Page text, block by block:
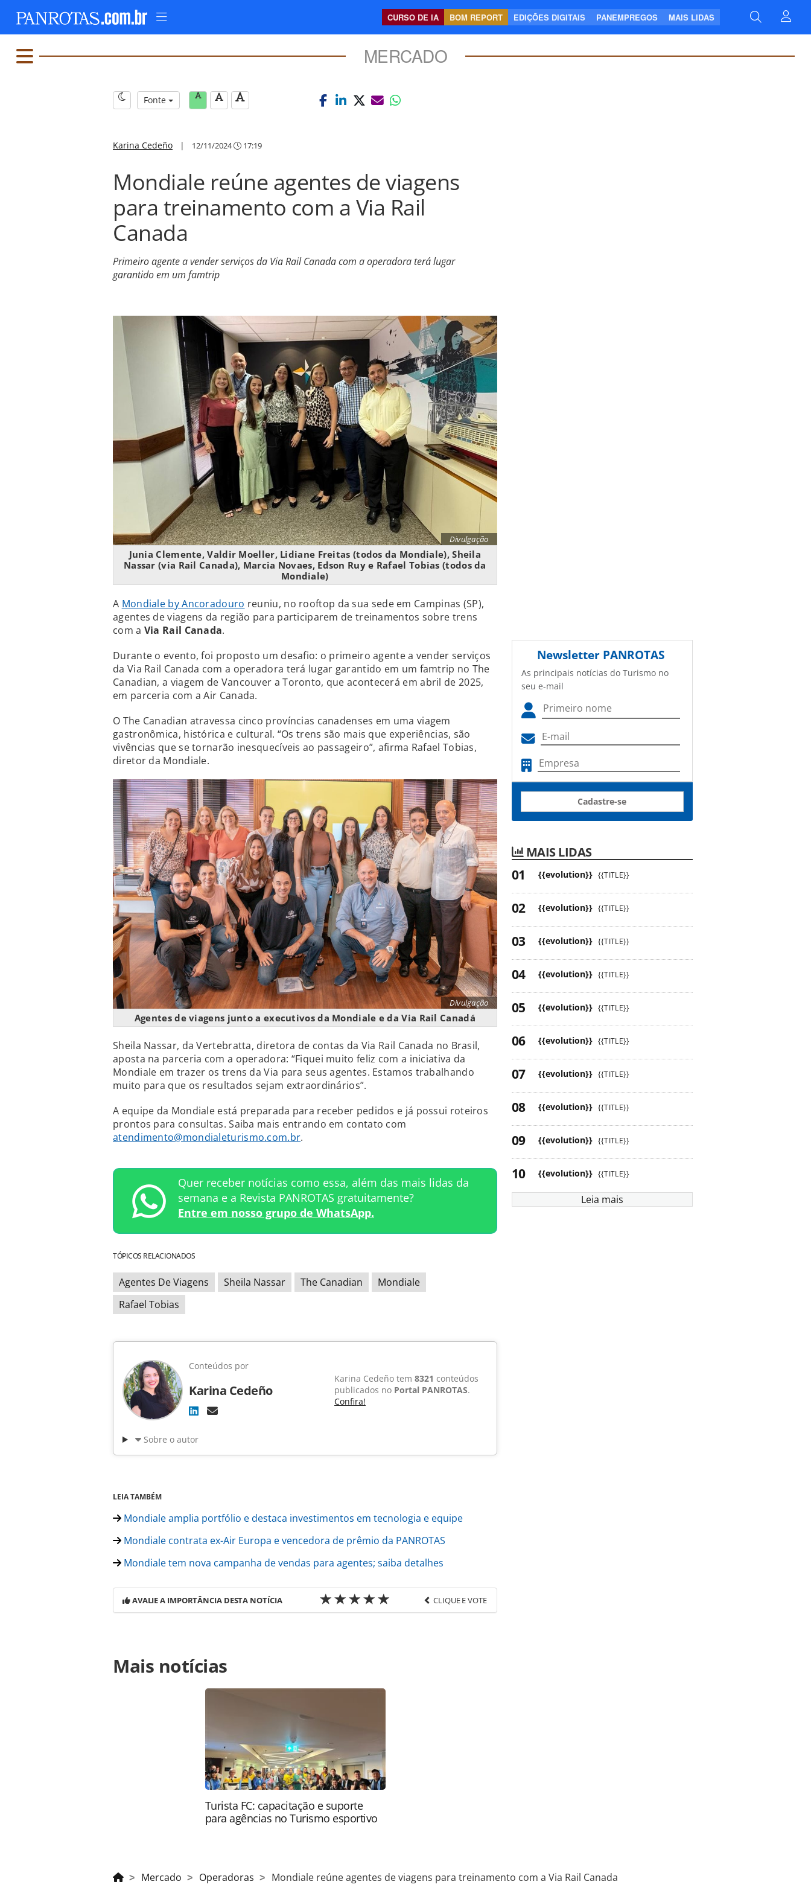
CURSO DE IA BOM REPORT EDIÇÕES DIGITAIS PANEMPREGOS MAIS LIDAS
MERCADO
Fonte
Karina Cedeño | 12/11/2024 17:19
Mondiale reúne agentes de viagens
para treinamento com a Via Rail
Canada
Primeiro agente a vender serviços da Via Rail Canada com a operadora terá lugar
garantido em um famtrip
Divulgação
Junia Clemente, Valdir Moeller, Lidiane Freitas (todos da Mondiale), Sheila
Nassar (via Rail Canada), Marcia Novaes, Edson Ruy e Rafael Tobias (todos da
Mondiale)
A Mondiale by Ancoradouro reuniu, no rooftop da sua sede em Campinas (SP),
agentes de viagens da região para participarem de treinamentos sobre trens
com a Via Rail Canada.
Durante o evento, foi proposto um desafio: o primeiro agente a vender serviços
da Via Rail Canada com a operadora terá lugar garantido em um famtrip no The
Canadian, a viagem de Vancouver a Toronto, que acontecerá em abril de 2025,
em parceria com a Air Canada.
O The Canadian atravessa cinco províncias canadenses em uma viagem
gastronômica, histórica e cultural. “Os trens são mais que experiências, são
vivências que se tornarão inesquecíveis ao passageiro”, afirma Rafael Tobias,
diretor da Mondiale.
Divulgação
Agentes de viagens junto a executivos da Mondiale e da Via Rail Canadá
Sheila Nassar, da Vertebratta, diretora de contas da Via Rail Canada no Brasil,
aposta na parceria com a operadora: “Fiquei muito feliz com a iniciativa da
Mondiale em trazer os trens da Via para seus agentes. Estamos trabalhando
muito para que os resultados sejam extraordinários”.
A equipe da Mondiale está preparada para receber pedidos e já possui roteiros
prontos para consultas. Saiba mais entrando em contato com
atendimento@mondialeturismo.com.br.
Quer receber notícias como essa, além das mais lidas da
semana e a Revista PANROTAS gratuitamente?
Entre em nosso grupo de WhatsApp.
TÓPICOS RELACIONADOS
Agentes De Viagens Sheila Nassar The Canadian
Mondiale
Rafael Tobias
Conteúdos por
Karina Cedeño
Karina Cedeño tem 8321 conteúdos
publicados no Portal PANROTAS.
Confira!
Sobre o autor
LEIA TAMBÉM
Mondiale amplia portfólio e destaca investimentos em tecnologia e equipe
Mondiale contrata ex-Air Europa e vencedora de prêmio da PANROTAS
Mondiale tem nova campanha de vendas para agentes; saiba detalhes
AVALIE A IMPORTÂNCIA DESTA NOTÍCIA CLIQUE E VOTE
https://www.panrotas.com.br/mercado/operadoras/2024/11/mondiale-reune-agentes-
de-viagens-para-treinamento-com-a-via-rail-canada_211652.html ou as ferramentas
oferecidas na página. Todo o conteúdo produzido pela PANROTAS Editora é protegido
autorização da PANROTAS Editora (copyright@panrotas.com.br).
Mais notícias
Turista FC: capacitação e suporte
para agências no Turismo esportivo
Newsletter PANROTAS
As principais notícias do Turismo no
seu e-mail
Cadastre-se
MAIS LIDAS
{{evolution}} {{TITLE}}
{{evolution}} {{TITLE}}
{{evolution}} {{TITLE}}
{{evolution}} {{TITLE}}
{{evolution}} {{TITLE}}
{{evolution}} {{TITLE}}
{{evolution}} {{TITLE}}
{{evolution}} {{TITLE}}
{{evolution}} {{TITLE}}
{{evolution}} {{TITLE}}
Leia mais
Mercado Operadoras Mondiale reúne agentes de viagens para treinamento com a Via Rail Canada